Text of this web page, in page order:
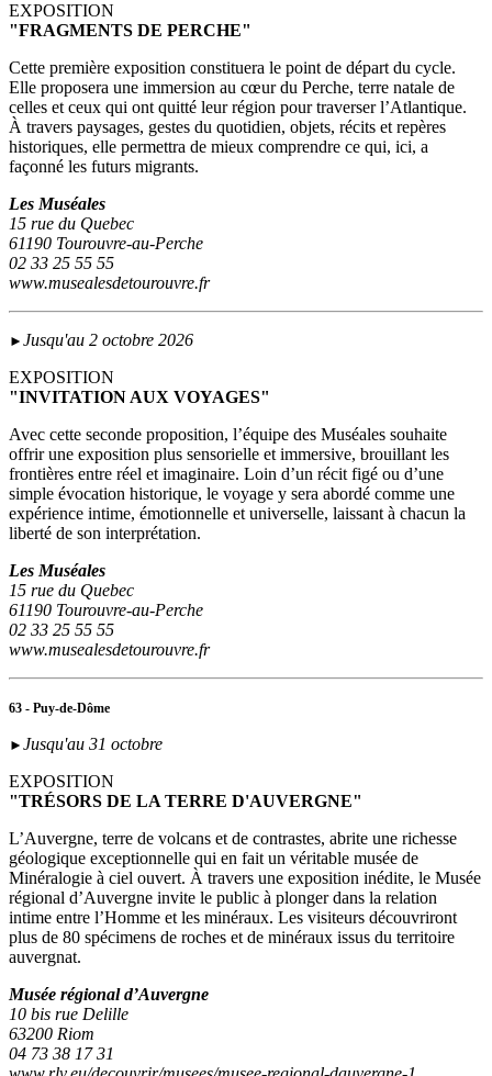
EXPOSITION
"FRAGMENTS DE PERCHE"
Cette première exposition constituera le point de départ du cycle.
Elle proposera une immersion au cœur du Perche, terre natale de
celles et ceux qui ont quitté leur région pour traverser l’Atlantique.
À travers paysages, gestes du quotidien, objets, récits et repères
historiques, elle permettra de mieux comprendre ce qui, ici, a
façonné les futurs migrants.
Les Muséales
15 rue du Quebec
61190 Tourouvre-au-Perche
02 33 25 55 55
www.musealesdetourouvre.fr
► Jusqu'au 2 octobre 2026
EXPOSITION
"INVITATION AUX VOYAGES"
Avec cette seconde proposition, l’équipe des Muséales souhaite
offrir une exposition plus sensorielle et immersive, brouillant les
frontières entre réel et imaginaire. Loin d’un récit figé ou d’une
simple évocation historique, le voyage y sera abordé comme une
expérience intime, émotionnelle et universelle, laissant à chacun la
liberté de son interprétation.
Les Muséales
15 rue du Quebec
61190 Tourouvre-au-Perche
02 33 25 55 55
www.musealesdetourouvre.fr
63 - Puy-de-Dôme
► Jusqu'au 31 octobre
EXPOSITION
"TRÉSORS DE LA TERRE D'AUVERGNE"
L’Auvergne, terre de volcans et de contrastes, abrite une richesse
géologique exceptionnelle qui en fait un véritable musée de
Minéralogie à ciel ouvert. À travers une exposition inédite, le Musée
régional d’Auvergne invite le public à plonger dans la relation
intime entre l’Homme et les minéraux. Les visiteurs découvriront
plus de 80 spécimens de roches et de minéraux issus du territoire
auvergnat.
Musée régional d’Auvergne
10 bis rue Delille
63200 Riom
04 73 38 17 31